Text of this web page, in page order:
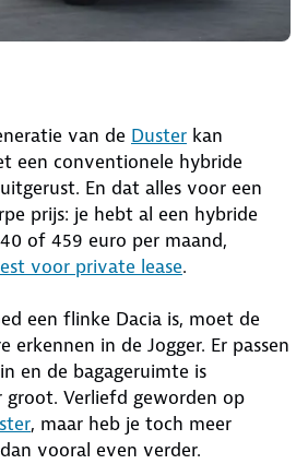
van de Duster kan
een conventionele hybride
En dat alles voor een
prijs: je hebt al een hybride
of 459 euro per maand,
voor private lease.
een flinke Dacia is, moet de
erkennen in de Jogger. Er passen
en de bagageruimte is
groot. Verliefd geworden op
, maar heb je toch meer
vooral even verder.